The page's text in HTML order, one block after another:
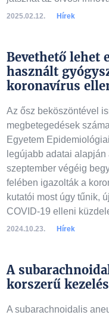
2025.02.12. Hírek
Bevethető lehet
használt
koronavírus
Az ősz beköszöntével
megbetegedések
Egyetem
legújabb adatai alapján
szeptember végéig
felében igazolták a
kutatói most úgy tűnik,
COVID-19 elleni
2024.10.23. Hírek
A
korszerű
A subarachnoidalis